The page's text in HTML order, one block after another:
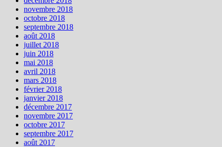
novembre 2018
octobre 2018
septembre 2018
août 2018
juillet 2018
juin 2018
mai 2018
avril 2018
mars 2018
février 2018
janvier 2018
décembre 2017
novembre 2017
octobre 2017
septembre 2017
août 2017